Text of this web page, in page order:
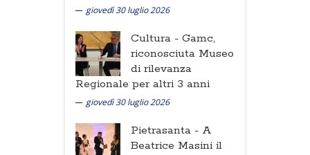
giovedì 30 luglio 2026
Cultura - Gamc,
riconosciuta Museo
di rilevanza
Regionale per altri 3 anni
giovedì 30 luglio 2026
Pietrasanta - A
Beatrice Masini il